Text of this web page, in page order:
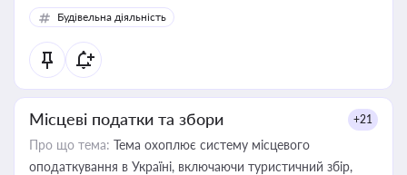
Будівельна діяльність
Місцеві податки та збори +21
Про що тема: Тема охоплює систему місцевого
оподаткування в Україні, включаючи туристичний збір,